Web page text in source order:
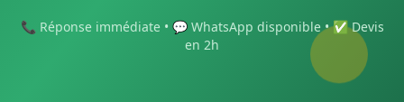
📞 Réponse immédiate • 💬 WhatsApp disponible • ✅ Devis
en 2h